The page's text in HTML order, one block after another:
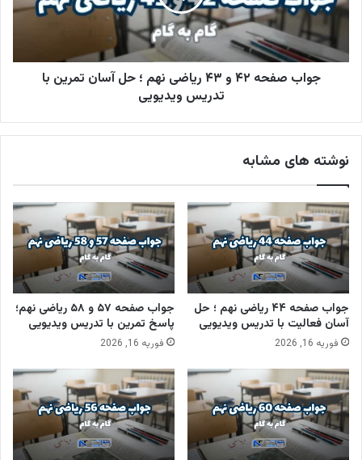
جواب صفحه ۴۲ و ۴۳ ریاضی نهم ؛ حل آسان تمرین با
تدریس ویدیویی
نوشته های مشابه
جواب صفحه ۴۴ ریاضی نهم ؛ حل
آسان فعالیت با تدریس ویدیویی
فوریه 16, 2026
جواب صفحه ۵۷ و ۵۸ ریاضی نهم؛
پاسخ تمرین با تدریس ویدیویی
فوریه 16, 2026